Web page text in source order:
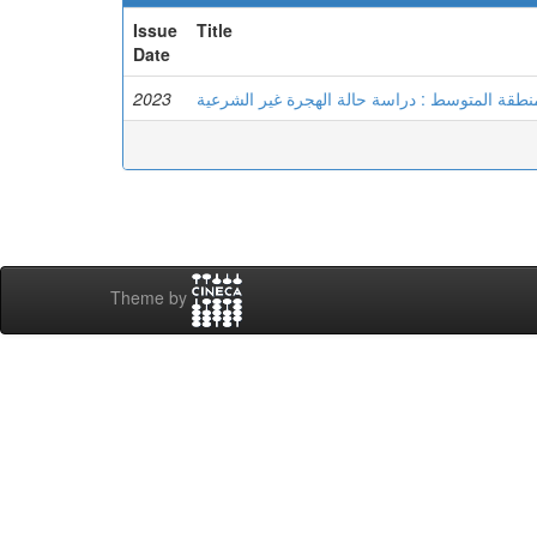
Issue
Date
Title
2023 المتوسط : دراسة حالة الهجرة غير الشرعية
Theme by